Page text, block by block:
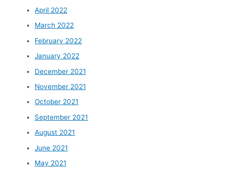
April 2022
March 2022
February 2022
January 2022
December 2021
November 2021
October 2021
September 2021
August 2021
June 2021
May 2021